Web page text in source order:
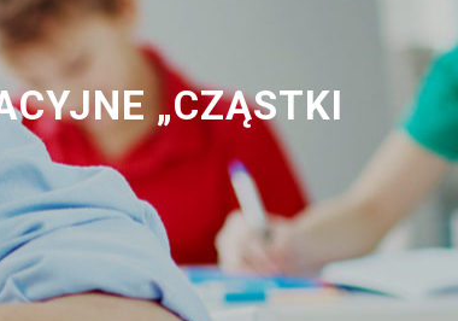
„CZĄSTKI